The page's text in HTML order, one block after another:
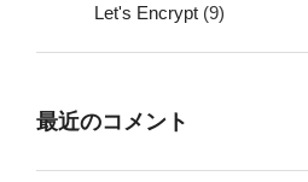
Let's Encrypt (9)
最近のコメント